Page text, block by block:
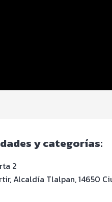
y categorías:
2
Alcaldía Tlalpan, 14650